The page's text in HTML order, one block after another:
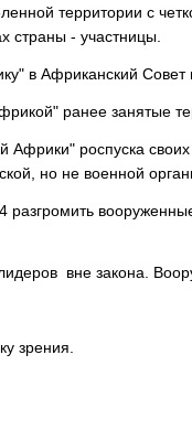
территории с
страны - участницы.
в Африканский Совет
ранее занятые
Африки" роспуска
но не военной
разгромить
вне закона.
зрения.